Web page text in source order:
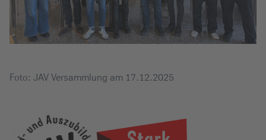
Foto: JAV Versammlung am 17.12.2025